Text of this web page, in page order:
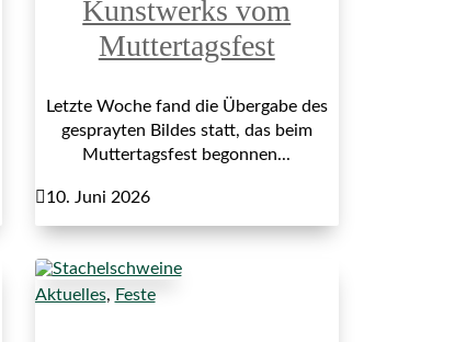
Kunstwerks vom
Muttertagsfest
Letzte Woche fand die Übergabe des
gesprayten Bildes statt, das beim
Muttertagsfest begonnen...
10. Juni 2026
Aktuelles, Feste